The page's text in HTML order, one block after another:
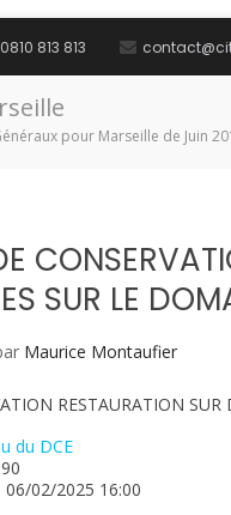
0810 813 813
pour Marseille de Juin
SUR LE
Maurice Montaufier
RESTAURATION
du DCE
02/2025 16:00